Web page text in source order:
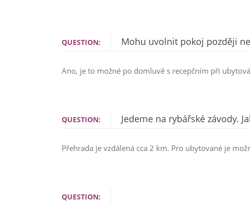
QUESTION: Mohu uvolnit pokoj později
Ano, je to možné po domluvě s recepčním při
QUESTION: Jedeme na rybářské závody.
Přehrada je vzdálená cca 2 km. Pro ubytované je
QUESTION: